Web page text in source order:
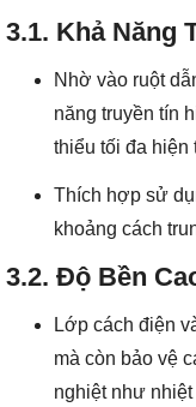
3.1. Khả Năng
Nhờ vào ruột
năng truyền tín
thiểu tối đa hiện
Thích hợp sử
khoảng cách
3.2. Độ Bền
Lớp cách điện
mà còn bảo vệ
nghiệt như nhiệt